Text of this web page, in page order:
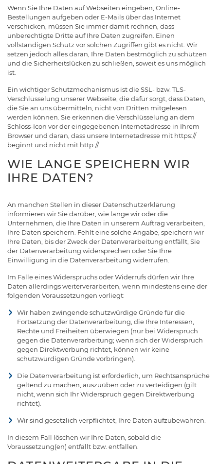
Wenn Sie Ihre Daten auf Webseiten eingeben, Online-
Bestellungen aufgeben oder E-Mails über das Internet
verschicken, müssen Sie immer damit rechnen, dass
unberechtigte Dritte auf Ihre Daten zugreifen. Einen
vollständigen Schutz vor solchen Zugriffen gibt es nicht. Wir
setzen jedoch alles daran, Ihre Daten bestmöglich zu schützen
und die Sicherheitslücken zu schließen, soweit es uns möglich
ist.
Ein wichtiger Schutzmechanismus ist die SSL- bzw. TLS-
Verschlüsselung unserer Webseite, die dafür sorgt, dass Daten,
die Sie an uns übermitteln, nicht von Dritten mitgelesen
werden können. Sie erkennen die Verschlüsselung an dem
Schloss-Icon vor der eingegebenen Internetadresse in Ihrem
Browser und daran, dass unsere Internetadresse mit https://
beginnt und nicht mit http://.
WIE LANGE SPEICHERN WIR
IHRE DATEN?
An manchen Stellen in dieser Datenschutzerklärung
informieren wir Sie darüber, wie lange wir oder die
Unternehmen, die Ihre Daten in unserem Auftrag verarbeiten,
Ihre Daten speichern. Fehlt eine solche Angabe, speichern wir
Ihre Daten, bis der Zweck der Datenverarbeitung entfällt, Sie
der Datenverarbeitung widersprechen oder Sie Ihre
Einwilligung in die Datenverarbeitung widerrufen.
Im Falle eines Widerspruchs oder Widerrufs dürfen wir Ihre
Daten allerdings weiterverarbeiten, wenn mindestens eine der
folgenden Voraussetzungen vorliegt:
Wir haben zwingende schutzwürdige Gründe für die
Fortsetzung der Datenverarbeitung, die Ihre Interessen,
Rechte und Freiheiten überwiegen (nur bei Widerspruch
gegen die Datenverarbeitung; wenn sich der Widerspruch
gegen Direktwerbung richtet, können wir keine
schutzwürdigen Gründe vorbringen).
Die Datenverarbeitung ist erforderlich, um Rechtsansprüche
geltend zu machen, auszuüben oder zu verteidigen (gilt
nicht, wenn sich Ihr Widerspruch gegen Direktwerbung
richtet).
Wir sind gesetzlich verpflichtet, Ihre Daten aufzubewahren.
In diesem Fall löschen wir Ihre Daten, sobald die
Voraussetzung(en) entfällt bzw. entfallen.